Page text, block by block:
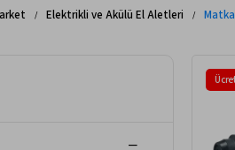
Elektrikli ve Akülü El Aletleri